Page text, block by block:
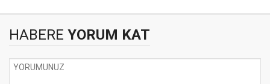
HABERE YORUM KAT